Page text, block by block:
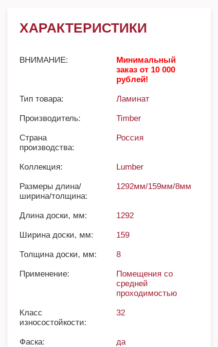
ХАРАКТЕРИСТИКИ
ВНИМАНИЕ:
Минимальный
заказ от 10 000
рублей!
Тип товара: Ламинат
Производитель: Timber
Страна
производства:
Россия
Коллекция: Lumber
Размеры длина/
ширина/толщина:
1292мм/159мм/8мм
Длина доски, мм: 1292
Ширина доски, мм: 159
Толщина доски, мм: 8
Применение:
Помещения со
средней
проходимостью
Класс
износостойкости:
32
Фаска: да